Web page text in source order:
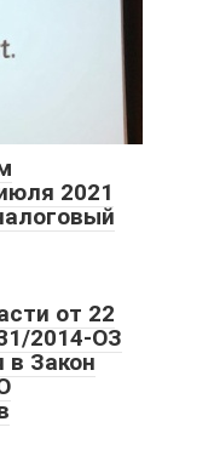
2021
от 22
2014-ОЗ
в Закон